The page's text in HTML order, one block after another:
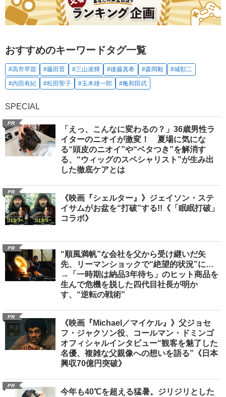
おすすめのキーワードタグ一覧
#高市早苗 #藤田晋 #三山凌輝 #後藤真希 #森岡毅
#城彰二
#内田有紀
#松田聖子 #玉木雄一郎 #亀和田武
SPECIAL
PR
「えっ、こんなに変わるの？」36歳男性ラ
イターのニオイが激変！ 夏場に気にな
る“頭皮のニオイ”や“ベタつき”を解消す
る、“ウィッグのスペシャリスト”が生み出
した徹底ケアとは
PR
《映画『シェルター』》ジェイソン・ステ
イサムがお盆を“打破”する!!《「眠眠打破」
コラボ》
PR
“順風満帆”な会社を父から受け継いだ矢
先、リーマンショックで“絶望的状況”に…
→「一時期は納品3年待ち」のヒット商品を
生んで危機を脱した四代目社長が明か
す、“逆転の戦術”
PR
《映画『Michael／マイケル』》父ジョセ
フ・ジャクソン役、コールマン・ドミンゴ
オフィシャルインタビュー“観客を魅了した
名優、複雑な父親像への想いを語る”《日本
興収70億円突破》
PR
今年も40℃を超える猛暑。ジリジリとした